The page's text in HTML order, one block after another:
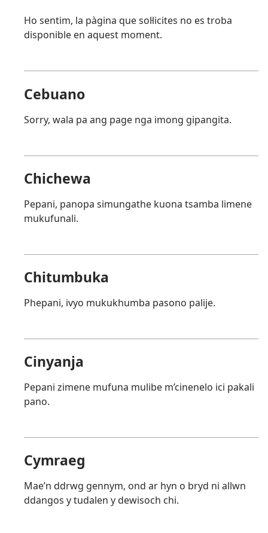
Ho sentim, la pàgina que sol·licites no es troba
disponible en aquest moment.
Cebuano
Sorry, wala pa ang page nga imong gipangita.
Chichewa
Pepani, panopa simungathe kuona tsamba limene
mukufunali.
Chitumbuka
Phepani, ivyo mukukhumba pasono palije.
Cinyanja
Pepani zimene mufuna mulibe m’cinenelo ici pakali
pano.
Cymraeg
Mae’n ddrwg gennym, ond ar hyn o bryd ni allwn
ddangos y tudalen y dewisoch chi.